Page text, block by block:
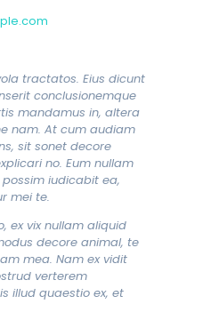
tractatos. Eius dicunt
conclusionemque
mandamus in, altera
nam. At cum audiam
sit sonet decore
no. Eum nullam
iudicabit ea,
mei te.
ex vix nullam aliquid
decore animal, te
mea. Nam ex vidit
verterem
illud quaestio ex, et